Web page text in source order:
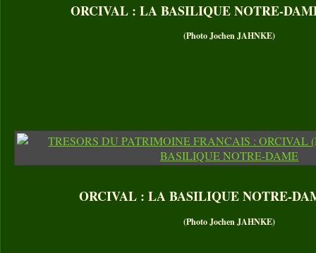
ORCIVAL : LA BASILIQUE NOTRE-
(Photo Jochen JAHNKE)
ORCIVAL : LA BASILIQUE NOTRE-
(Photo Jochen JAHNKE)